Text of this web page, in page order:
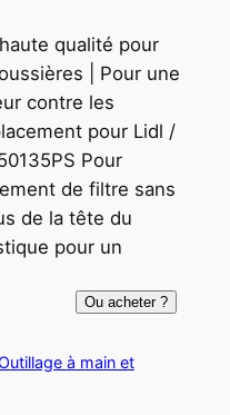
qualité pour
| Pour une
contre les
pour Lidl /
Pour
de filtre sans
de la tête du
pour un
Ou acheter ?
à main et